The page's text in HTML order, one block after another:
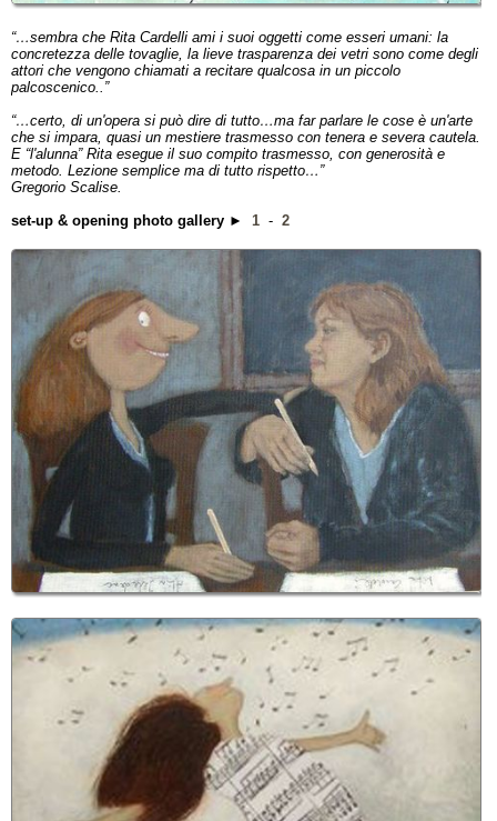
“…sembra che Rita Cardelli ami i suoi oggetti come esseri umani: la
concretezza delle tovaglie, la lieve trasparenza dei vetri sono come degli
attori che vengono chiamati a recitare qualcosa in un piccolo
palcoscenico..”
“…certo, di un'opera si può dire di tutto…ma far parlare le cose è un'arte
che si impara, quasi un mestiere trasmesso con tenera e severa cautela.
E “l'alunna” Rita esegue il suo compito trasmesso, con generosità e
metodo. Lezione semplice ma di tutto rispetto…”
Gregorio Scalise.
set-up & opening photo gallery ► 1 - 2